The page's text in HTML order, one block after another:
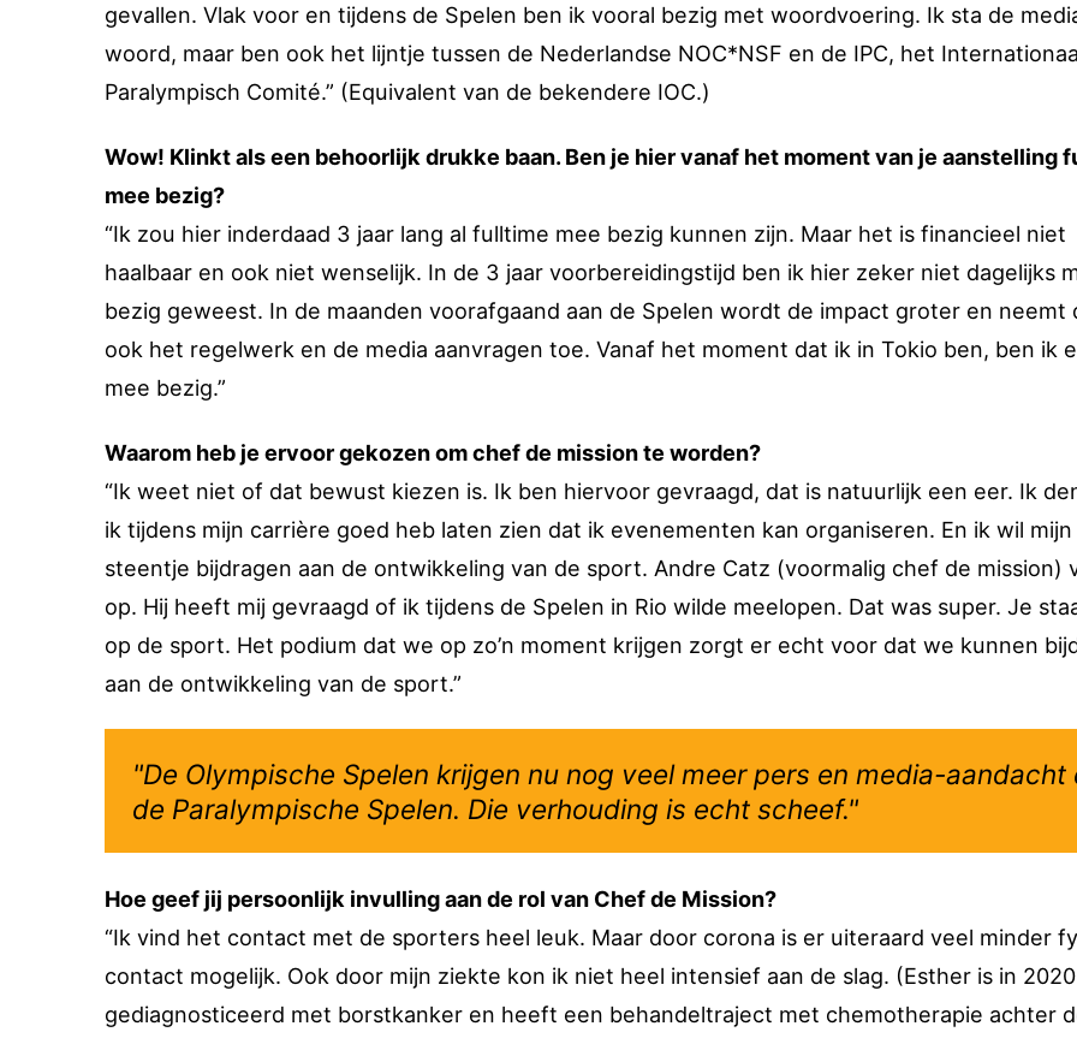
gevallen. Vlak voor en tijdens de Spelen ben ik vooral bezig met woordvoering. Ik sta de
woord, maar ben ook het lijntje tussen de Nederlandse NOC*NSF en de IPC, het
Paralympisch Comité.” (Equivalent van de bekendere IOC.)
Wow! Klinkt als een behoorlijk drukke baan. Ben je hier vanaf het moment van je aanstelling
mee bezig?
“Ik zou hier inderdaad 3 jaar lang al fulltime mee bezig kunnen zijn. Maar het is financieel niet
haalbaar en ook niet wenselijk. In de 3 jaar voorbereidingstijd ben ik hier zeker niet dagelijks
bezig geweest. In de maanden voorafgaand aan de Spelen wordt de impact groter en neemt
ook het regelwerk en de media aanvragen toe. Vanaf het moment dat ik in Tokio ben, ben ik
mee bezig.”
Waarom heb je ervoor gekozen om chef de mission te worden?
“Ik weet niet of dat bewust kiezen is. Ik ben hiervoor gevraagd, dat is natuurlijk een eer. Ik
ik tijdens mijn carrière goed heb laten zien dat ik evenementen kan organiseren. En ik wil mijn
steentje bijdragen aan de ontwikkeling van de sport. Andre Catz (voormalig chef de mission)
op. Hij heeft mij gevraagd of ik tijdens de Spelen in Rio wilde meelopen. Dat was super. Je
op de sport. Het podium dat we op zo’n moment krijgen zorgt er echt voor dat we kunnen
aan de ontwikkeling van de sport.”
"De Olympische Spelen krijgen nu nog veel meer pers en media-aandacht
de Paralympische Spelen. Die verhouding is echt scheef."
Hoe geef jij persoonlijk invulling aan de rol van Chef de Mission?
“Ik vind het contact met de sporters heel leuk. Maar door corona is er uiteraard veel minder
contact mogelijk. Ook door mijn ziekte kon ik niet heel intensief aan de slag. (Esther is in 2020
gediagnosticeerd met borstkanker en heeft een behandeltraject met chemotherapie achter